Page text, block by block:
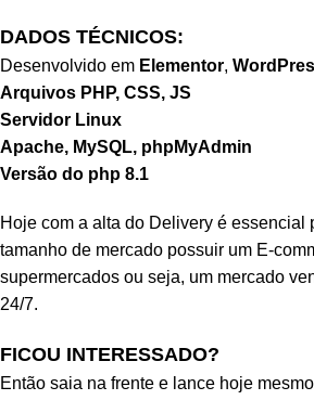
DADOS TÉCNICOS:
Desenvolvido em Elementor,
Arquivos PHP, CSS, JS
Servidor Linux
Apache, MySQL, phpMyAdmin
Versão do php 8.1
Hoje com a alta do Delivery é essencial
tamanho de mercado possuir um E-
supermercados ou seja, um mercado
24/7.
FICOU INTERESSADO?
Então saia na frente e lance hoje